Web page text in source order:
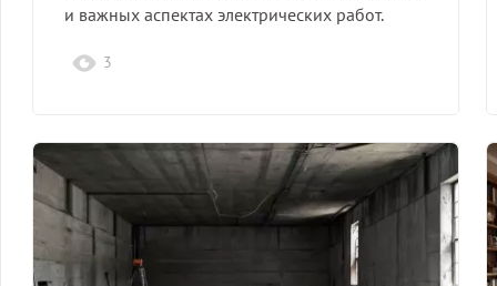
и важных аспектах электрических работ.
3